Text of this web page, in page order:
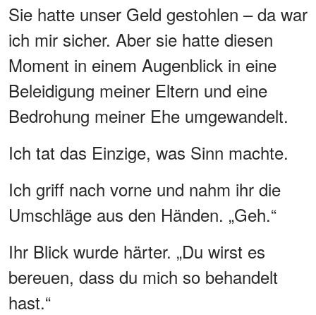
Sie hatte unser Geld gestohlen – da war
ich mir sicher. Aber sie hatte diesen
Moment in einem Augenblick in eine
Beleidigung meiner Eltern und eine
Bedrohung meiner Ehe umgewandelt.
Ich tat das Einzige, was Sinn machte.
Ich griff nach vorne und nahm ihr die
Umschläge aus den Händen. „Geh.“
Ihr Blick wurde härter. „Du wirst es
bereuen, dass du mich so behandelt
hast.“